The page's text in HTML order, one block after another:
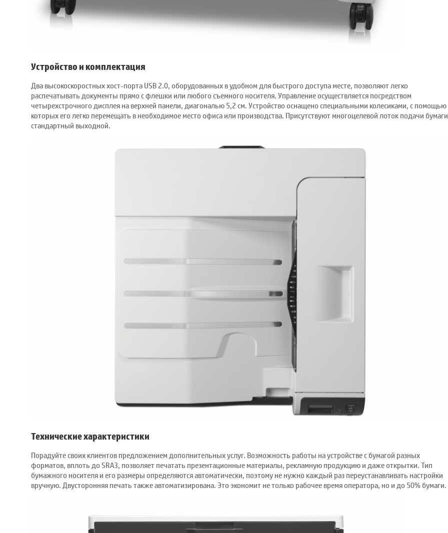
Устройство и комплектация
Два высокоскоростных хост-порта USB 2.0, оборудованных в удобном для быстрого доступа месте, позволяют легко
распечатывать документы прямо с флешки или любого съемного носителя. Управление осуществляется посредством
четырехстрочного дисплея на верхней панели, диагональю 5,2 см. Устройство оснащено специальными колесиками, с помощью
которых его легко перемещать в необходимое место офиса или производства. Присутствуют многоцелевой лоток подачи
стандартный выходной.
Технические характеристики
Порадуйте своих клиентов предложением дополнительных услуг. Возможность работы на устройстве с бумагой разных
форматов, вплоть до SRA3, позволяет печатать презентационные материалы, рекламную продукцию и даже открытки. Тип
бумажного носителя и его размеры определяются автоматически, поэтому не нужно каждый раз переустанавливать настройки
вручную. Двусторонняя печать также автоматизирована. Это экономит не только рабочее время оператора, но и до 50% бумаги.